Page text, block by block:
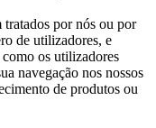
tratados por nós ou por
de utilizadores, e
como os utilizadores
navegação nos nossos
de produtos ou